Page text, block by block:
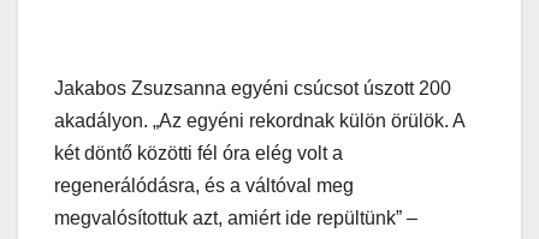
Jakabos Zsuzsanna egyéni csúcsot úszott 200
akadályon. „Az egyéni rekordnak külön örülök. A
két döntő közötti fél óra elég volt a
regenerálódásra, és a váltóval meg
megvalósítottuk azt, amiért ide repültünk” –